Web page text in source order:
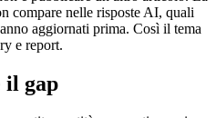
compare nelle risposte AI, quali
aggiornati prima. Così il tema
e report.
il gap